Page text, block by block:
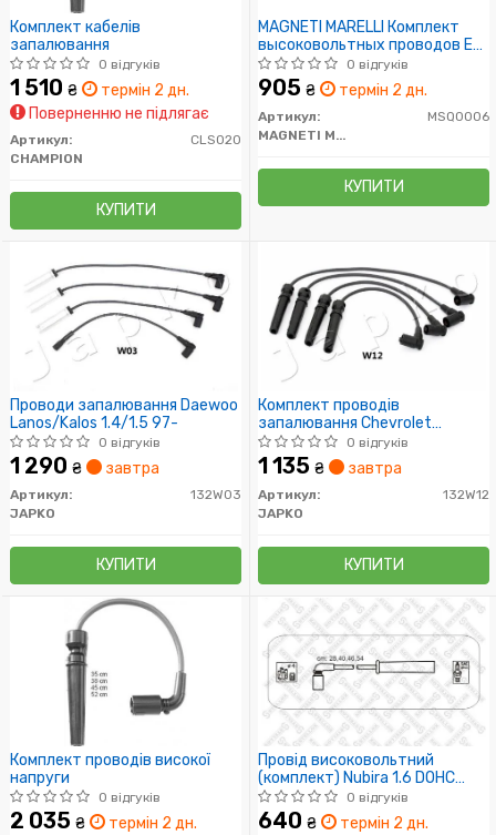
Комплект кабелів
запалювання
0 відгуків
1 510 ₴
термін 2 дн.
Поверненню не підлягає
Артикул:
CLS020
CHAMPION
КУПИТИ
MAGNETI MARELLI Комплект
высоковольтных проводов EQ
DAEWOO NUBIRA, LANOS 1,5, 1,6
[941319170006]
0 відгуків
905 ₴ термін 2 дн.
Артикул:
MSQ0006
MAGNETI MARELLI
КУПИТИ
Проводи запалювання Daewoo
Lanos/Kalos 1.4/1.5 97-
0 відгуків
1 290 ₴ завтра
Артикул:
132W03
JAPKO
КУПИТИ
Комплект проводів
запалювання Chevrolet
Aveo/Daewoo Lanos 1.4/1.6 16V
97-
0 відгуків
1 135 ₴ завтра
Артикул:
132W12
JAPKO
КУПИТИ
Комплект проводів високої
напруги
0 відгуків
2 035 ₴
термін 2 дн.
Провід високовольтний
(комплект) Nubira 1.6 DOHC
Lanos 1.6 DOHC0 відгуків
640 ₴ термін 2 дн.